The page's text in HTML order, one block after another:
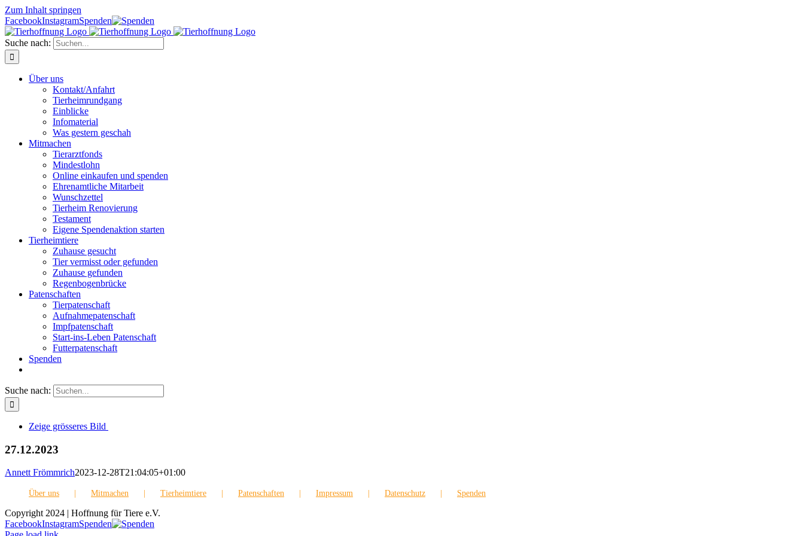
Zum Inhalt springen
FacebookInstagramSpenden
Suche nach:
Über uns
Kontakt/Anfahrt
Tierheimrundgang
Einblicke
Infomaterial
Was gestern geschah
Mitmachen
Tierarztfonds
Mindestlohn
Online einkaufen und spenden
Ehrenamtliche Mitarbeit
Wunschzettel
Tierheim Renovierung
Testament
Eigene Spendenaktion starten
Tierheimtiere
Zuhause gesucht
Tier vermisst oder gefunden
Zuhause gefunden
Regenbogenbrücke
Patenschaften
Tierpatenschaft
Aufnahmepatenschaft
Impfpatenschaft
Start-ins-Leben Patenschaft
Futterpatenschaft
Spenden
Suche nach:
Zeige grösseres Bild
27.12.2023
Annett Frömmrich2023-12-28T21:04:05+01:00
Über uns Mitmachen Tierheimtiere Patenschaften Impressum Datenschutz Spenden
Copyright 2024 | Hoffnung für Tiere e.V.
FacebookInstagramSpenden